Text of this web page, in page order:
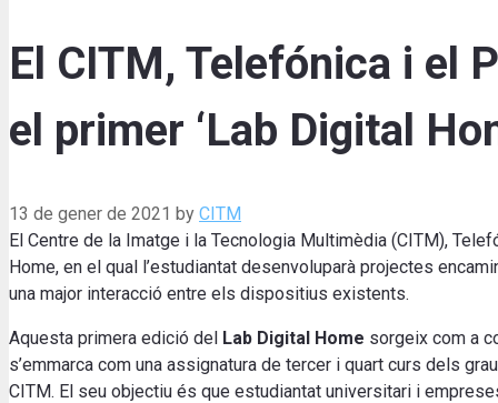
El CITM, Telefónica i el
el primer ‘Lab Digital
13 de gener de 2021 by CITM
El Centre de la Imatge i la Tecnologia Multimèdia (CITM),
Home, en el qual l’estudiantat desenvoluparà projectes
una major interacció entre els dispositius existents.
Aquesta primera edició del Lab Digital Home sorgeix com a
s’emmarca com una assignatura de tercer i quart curs dels
CITM. El seu objectiu és que estudiantat universitari i